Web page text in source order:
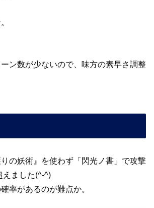
ン数が少ないので、味方の素早さ調整
の妖術』を使わず「閃光ノ書」で攻撃
えました(^-^)
率があるのが難点か。